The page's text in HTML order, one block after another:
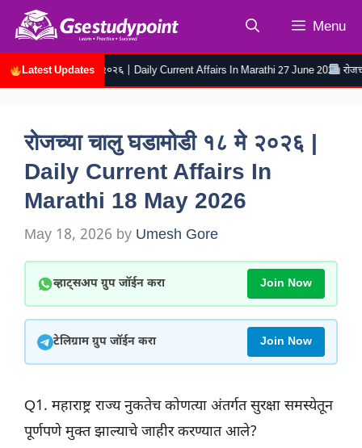
Skip
content
Menu
Latest Updates
२७ जुन २०२६ | Daily Current Affairs In Marathi 27 June 2026 रोजच्या चालू
रोजच्या चालु घडामोडी १८ मे २०२६ |
Daily Current Affairs In
Marathi 18 May 2026
May 18, 2026 by Umesh Gore
व्हाट्सअप ग्रुप जॉईन करा Join Now
टेलिग्राम ग्रुप जॉईन करा Join Now
Q1. महाराष्ट्र राज्य नुकतेच कोणत्या अंतर्गत सुरक्षा समस्येतून
पूर्णपणे मुक्त झाल्याचे जाहीर करण्यात आले?